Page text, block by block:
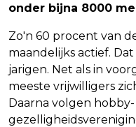
onder bijna 8000
Zo'n 60 procent van
maandelijks actief.
jarigen. Net als in
meeste vrijwilligers
Daarna volgen